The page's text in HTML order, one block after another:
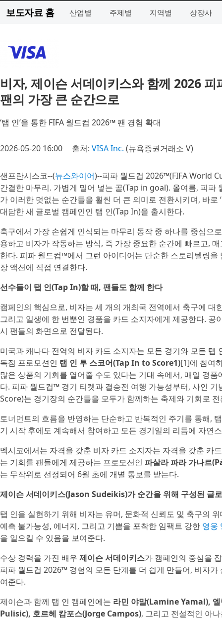
보도자료 홈 산업별 주제별 지역별 상장사
비자, 제이슨 서데이키스와 함께 2026
팬의 가장 큰 순간으로
‘탭 인’을 통한 FIFA 월드컵 2026™ 팬 경험 확대
2026-05-20 16:00 출처: VISA Inc. (뉴욕증권거래소 V)
샌프란시스코--(뉴스와이어)--피파 월드컵 2026™(FIFA World
간결한 마무리. 가볍게 밀어 넣는 골(Tap in goal). 올여름, 피
가 이러한 덧없는 순간들을 훨씬 더 큰 의미로 전환시키며, 바
대담한 새 글로벌 캠페인인 탭 인(Tap In)을 출시한다.
축구에서 가장 손쉽게 인식되는 마무리 동작 중 하나를 중심으
용하고 비자가 작동하는 방식, 즉 가장 중요한 순간에 빠르고,
한다. 피파 월드컵™에서 그런 아이디어는 단순한 스토리텔링
장 액션에 직접 연결한다.
선수들이 탭 인(Tap In)할 때, 팬들도 함께 한다
캠페인의 핵심으로, 비자는 세 개의 개최국 전역에서 축구에
그리고 일생에 한 번뿐인 경품을 카드 소지자에게 제공한다.
시 팬들의 화면으로 전달된다.
미국과 캐나다 전역의 비자 카드 소지자는 모든 경기와 모든
독점 프로모션인 탭 인 투 스코어(Tap In to Score1)[1]에 참여
많은 상품의 기회를 열어줄 수도 있다는 기대 속에서, 매일 경
다. 피파 월드컵™ 경기 티켓과 결승전 여행 가능성부터, 사인
Score)는 경기장의 순간들을 모두가 함께하는 축제와 기회로
토너먼트의 흐름을 반영하는 단순하고 반복적인 주기를 통해,
기 시작 후에도 계속해서 참여하고 모든 경기일의 리듬에 자연
멕시코에서는 자격을 갖춘 비자 카드 소지자는 자격을 갖춘
는 기회를 팬들에게 제공하는 프로모션인 파살라 파라 가나르
는 무작위로 선정되어 6월 초에 개별 통보를 받는다.
제이슨 서데이키스(Jason Sudeikis)가 순간을 위해 구성된 글
탭 인을 실현하기 위해 비자는 유머, 문화적 신뢰도 및 축구의
예측 불가능성, 에너지, 그리고 기쁨을 포착한 임팩트 강한 영웅
을 일으킬 수 있음을 보여준다.
수상 경력을 가진 배우 제이슨 서데이키스가 캠페인의 중심을
피파 월드컵 2026™ 경험의 모든 단계를 더 쉽게 만들어, 비자
여준다.
제이슨과 함께 탭 인 캠페인에는 라민 야말(Lamine Yamal),
Pulisic), 호르헤 캄포스(Jorge Campos), 그리고 전설적인 아